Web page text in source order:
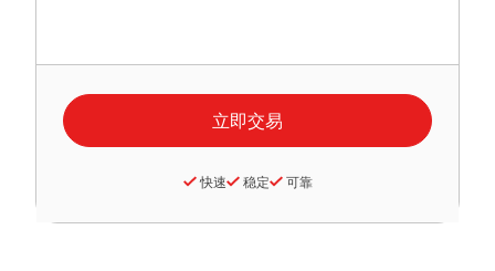
快速 稳定 可靠